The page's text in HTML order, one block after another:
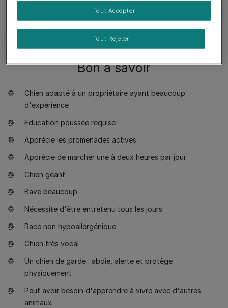
Bon à savoir
Chien adapté à un propriétaire ayant beaucoup
d'expérience
Education poussée requise
Apprécie les promenades actives
Apprécie de marcher une à deux heures par jour
Chien géant
Bave beaucoup
Nécessite d'être entretenu tous les jours
Race non hypoallergénique
Chien très vocal
Un chien de garde : aboie, alerte et protège
physiquement
Peut avoir besoin d'apprendre à vivre avec d'autres
animaux
Tout Rejeter
Tout Accepter